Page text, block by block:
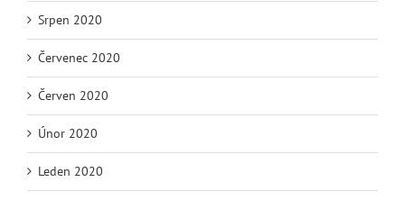
Srpen 2020
Červenec 2020
Červen 2020
Únor 2020
Leden 2020